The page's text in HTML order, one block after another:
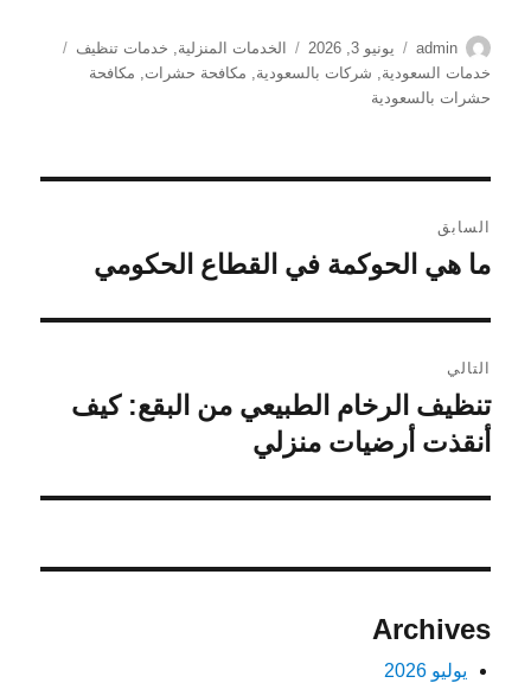
الكاتب
admin
نُشرت
في
يونيو 3, 2026 التصنيفات
الخدمات المنزلية, خدمات تنظيف
خدمات السعودية, شركات بالسعودية, مكافحة حشرات, مكافحة
حشرات بالسعودية
المقالات
السابق
المقالة
ما هي الحوكمة في القطاع الحكومي
التالي
المقالة
التالية:
تنظيف الرخام الطبيعي من البقع: كيف
أنقذت أرضيات منزلي
Archives
يوليو 2026